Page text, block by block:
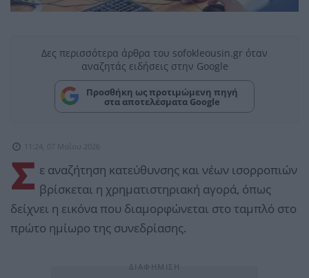
Δες περισσότερα άρθρα του sofokleousin.gr όταν
αναζητάς ειδήσεις στην Google
Προσθήκη ως προτιμώμενη πηγή
στα αποτελέσματα Google
11:24, 07 Μαΐου 2026
Σ ε αναζήτηση κατεύθυνσης και νέων ισορροπιών
βρίσκεται η χρηματιστηριακή αγορά, όπως
δείχνει η εικόνα που διαμορφώνεται στο ταμπλό στο
πρώτο ημίωρο της συνεδρίασης.